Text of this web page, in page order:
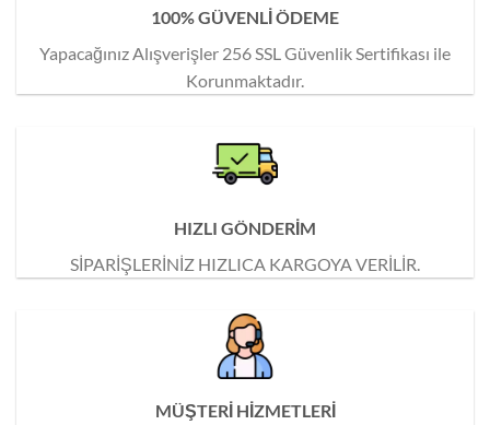
100% GÜVENLİ ÖDEME
Yapacağınız Alışverişler 256 SSL Güvenlik Sertifikası ile
Korunmaktadır.
HIZLI GÖNDERİM
SİPARİŞLERİNİZ HIZLICA KARGOYA VERİLİR.
MÜŞTERİ HİZMETLERİ